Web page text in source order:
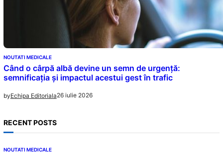
NOUTATI MEDICALE
Când o cârpă albă devine un semn de urgență:
semnificația și impactul acestui gest în trafic
byEchipa Editoriala26 iulie 2026
RECENT POSTS
NOUTATI MEDICALE